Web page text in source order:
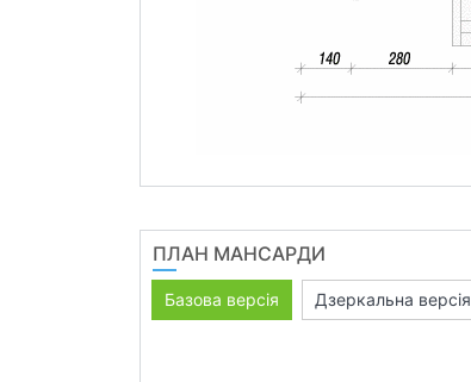
ПЛАН МАНСАРДИ
Базова версія Дзеркальна версія